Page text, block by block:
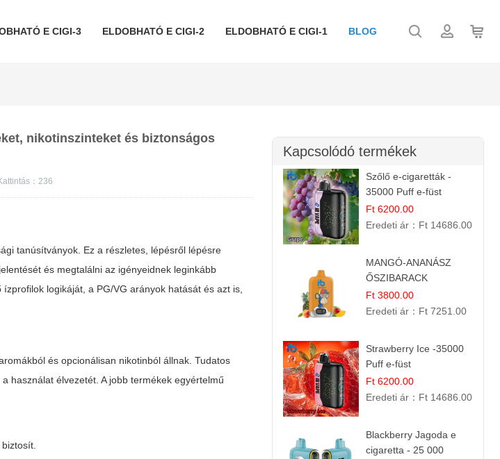
E CIGI-3 ELDOBHATÓ E CIGI-2 ELDOBHATÓ E CIGI-1 BLOG
nikotinszinteket és biztonságos
：236
tanúsítványok. Ez a részletes, lépésről lépésre
és megtalálni az igényeidnek leginkább
logikáját, a PG/VG arányok hatását és azt is,
és opcionálisan nikotinból állnak. Tudatos
használat élvezetét. A jobb termékek egyértelmű
Kapcsolódó termékek
Szőlő e-cigaretták -
35000 Puff e-füst
Ft 6200.00
Eredeti ár： Ft 14686.00
MANGÓ-ANANÁSZ
ŐSZIBARACK
elektromos cigi – 12
000 befújás
Ft 3800.00
Eredeti ár： Ft 7251.00
Strawberry Ice -35000
Puff e-füst
Ft 6200.00
Eredeti ár： Ft 14686.00
Blackberry Jagoda e
cigaretta - 25 000